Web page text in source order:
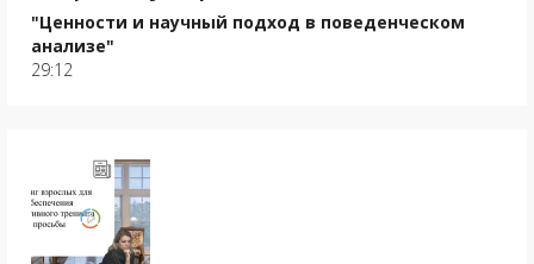
"Ценности и научный подход в поведенческом
анализе"
29:12